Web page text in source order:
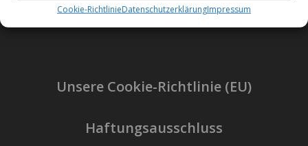
Cookie-RichtlinieDatenschutzerklärungImpressum
Datenschutzerklärung
Unsere Cookie-Richtlinie (EU)
Haftungsausschluss